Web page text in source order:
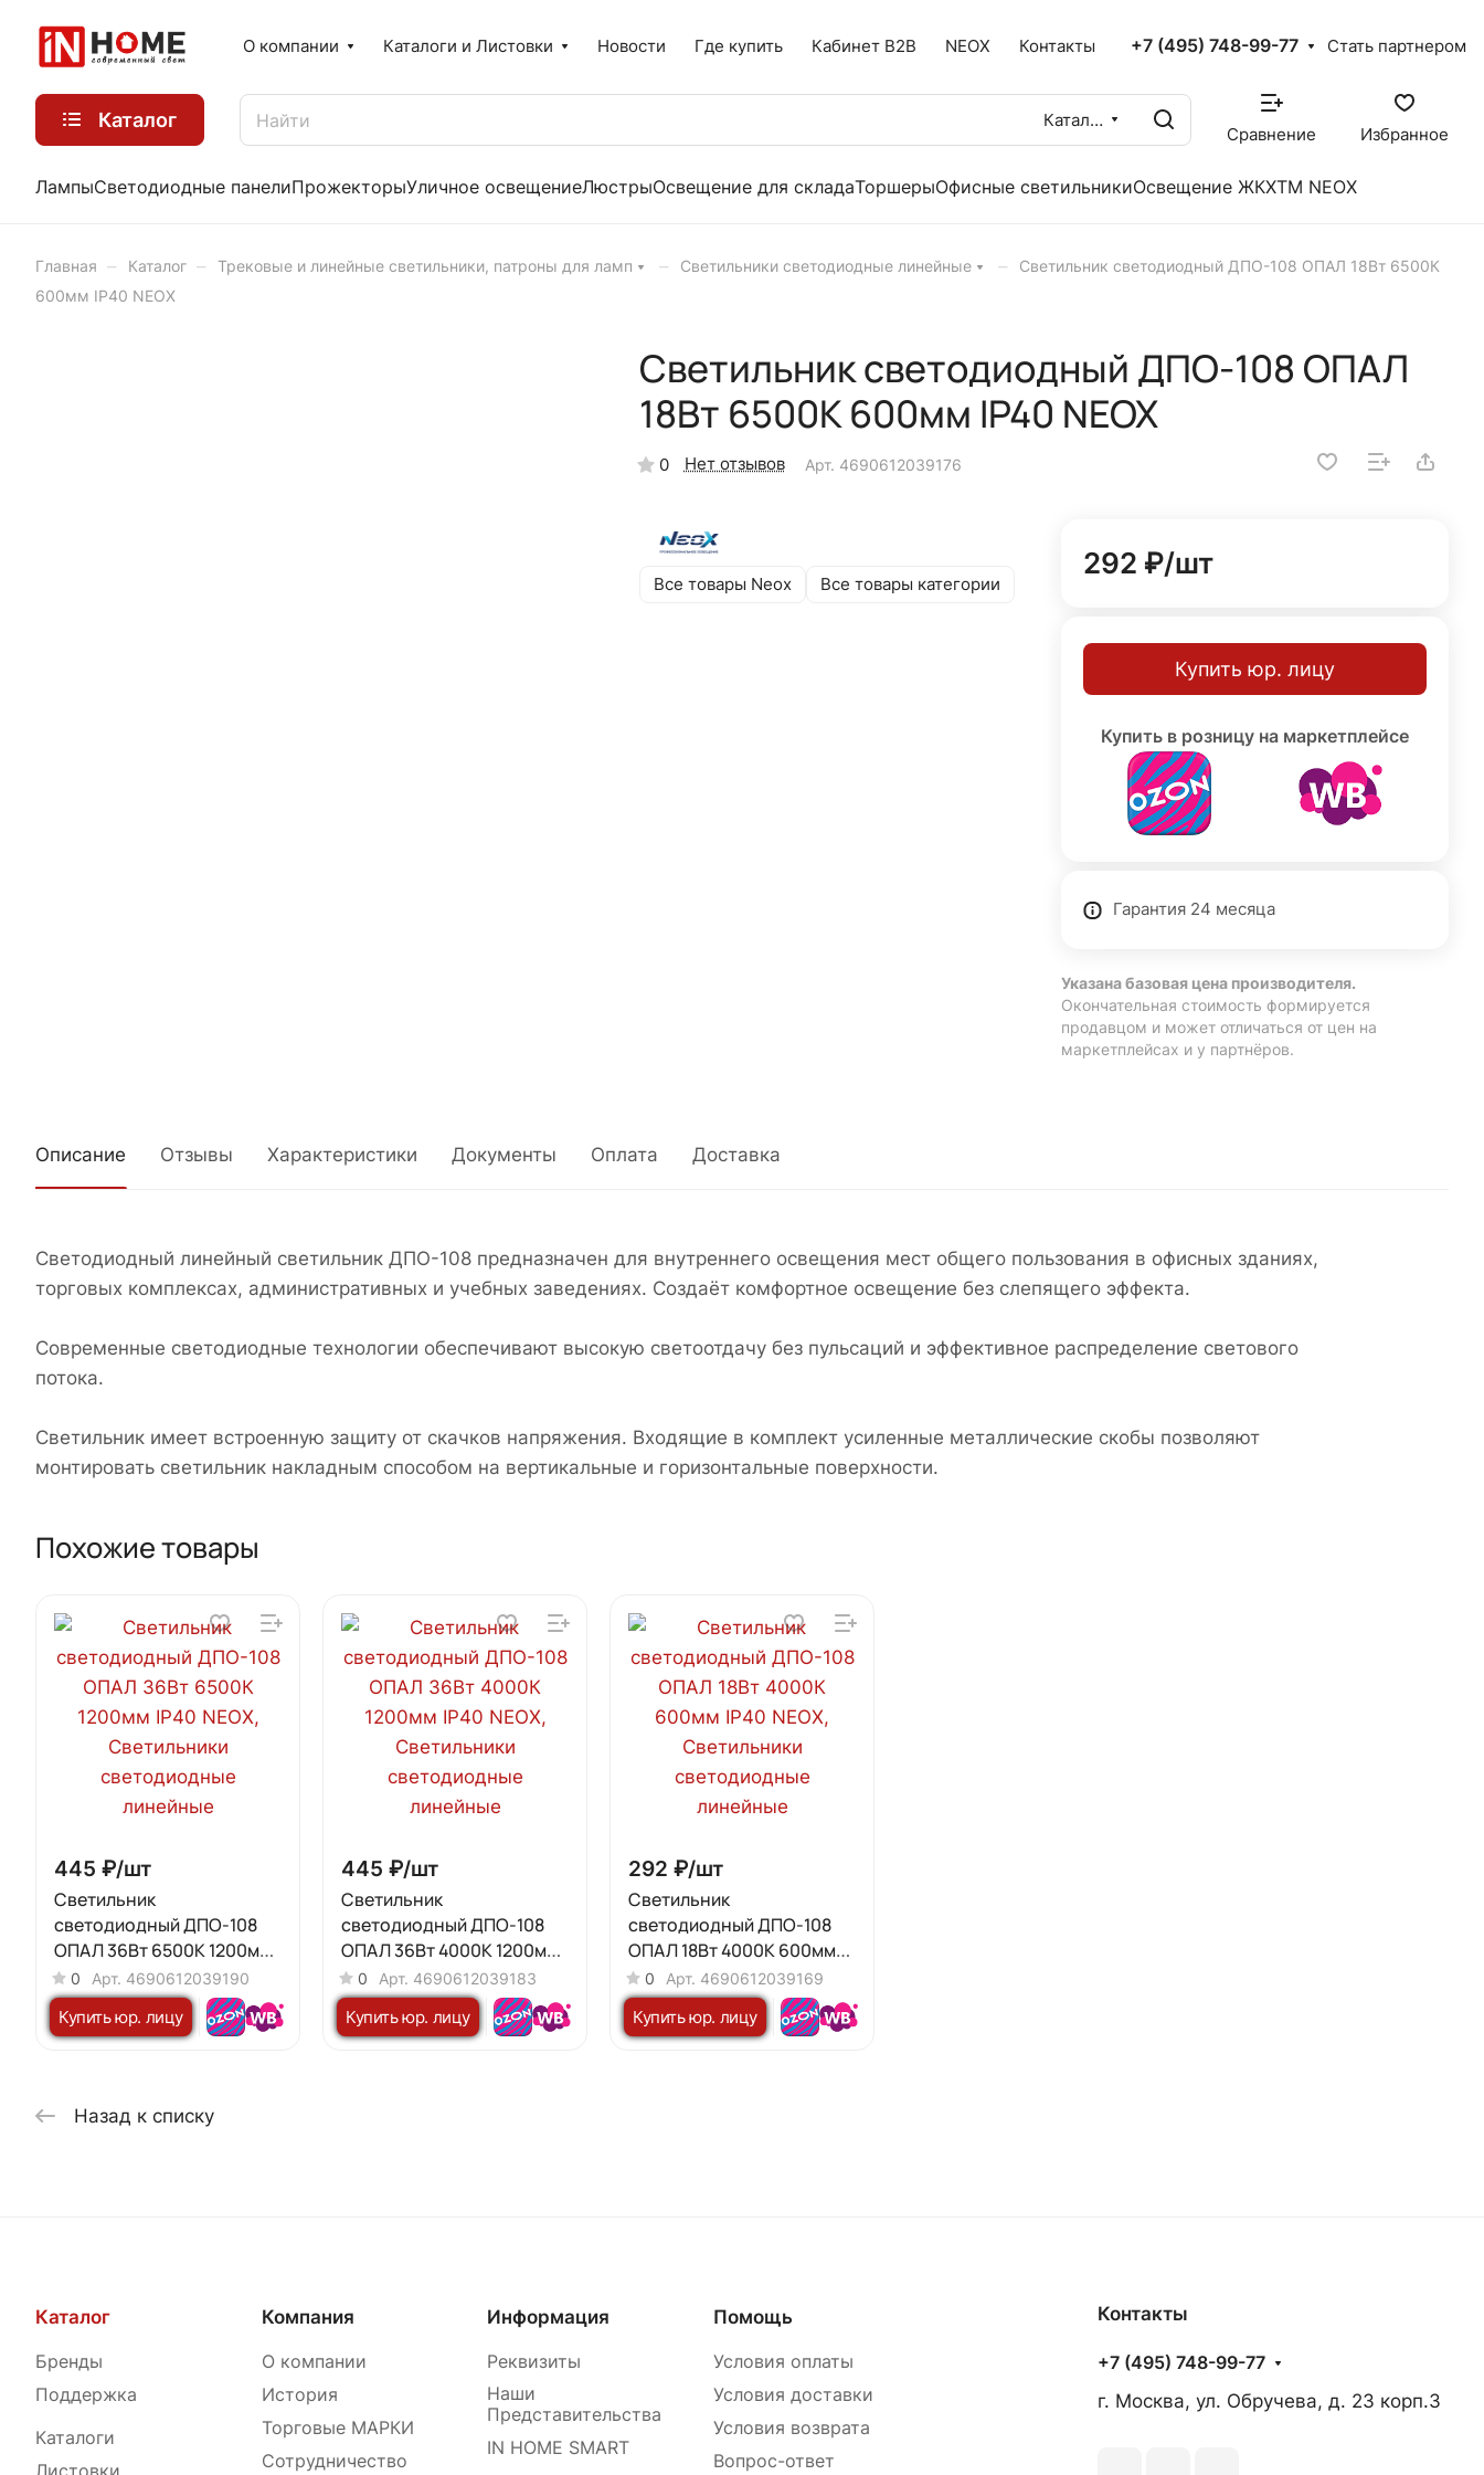
О компании Каталоги и Листовки Новости Где купить Кабинет B2B NEOX Контакты +7 (495) 748-99-77 Стать партнером
Каталог Каталог
Сравнение Избранное
ЛампыСветодиодные панелиПрожекторыУличное освещениеЛюстрыОсвещение для складаТоршерыОфисные светильникиОсвещение ЖКХTM NEOX
Главная – Каталог – Трековые и линейные светильники, патроны для ламп – Светильники светодиодные линейные –
Светильник светодиодный ДПО-108 ОПАЛ 18Вт 6500К
600мм IP40 NEOX
Светильник светодиодный ДПО-108 ОПАЛ
18Вт 6500К 600мм IP40 NEOX
0 Нет отзывов Арт. 4690612039176
Все товары Neox Все товары категории
292 ₽/шт
Купить юр. лицу
Купить в розницу на маркетплейсе
Гарантия 24 месяца
Указана базовая цена производителя.
Окончательная стоимость формируется
продавцом и может отличаться от цен на
маркетплейсах и у партнёров.
Описание Отзывы Характеристики Документы Оплата Доставка
Светодиодный линейный светильник ДПО-108 предназначен для внутреннего освещения мест общего пользования в офисных зданиях,
торговых комплексах, административных и учебных заведениях. Создаёт комфортное освещение без слепящего эффекта.
Современные светодиодные технологии обеспечивают высокую светоотдачу без пульсаций и эффективное распределение светового
потока.
Светильник имеет встроенную защиту от скачков напряжения. Входящие в комплект усиленные металлические скобы позволяют
монтировать светильник накладным способом на вертикальные и горизонтальные поверхности.
Похожие товары
445 ₽/шт
Светильник
светодиодный ДПО-108
ОПАЛ 36Вт 6500К 1200мм
IP40 NEOX
0 Арт. 4690612039190
Купить юр. лицу
445 ₽/шт
Светильник
светодиодный ДПО-108
ОПАЛ 36Вт 4000К 1200мм
IP40 NEOX
0 Арт. 4690612039183
Купить юр. лицу
292 ₽/шт
Светильник
светодиодный ДПО-108
ОПАЛ 18Вт 4000К 600мм
IP40 NEOX
0 Арт. 4690612039169
Купить юр. лицу
Назад к списку
Каталог
Бренды
Поддержка
Каталоги
Компания
О компании
История
Торговые МАРКИ
Сотрудничество
Информация
Реквизиты
Наши
Представительства
IN HOME SMART
Помощь
Условия оплаты
Условия доставки
Условия возврата
Вопрос-ответ
Контакты
+7 (495) 748-99-77
г. Москва, ул. Обручева, д. 23 корп.3